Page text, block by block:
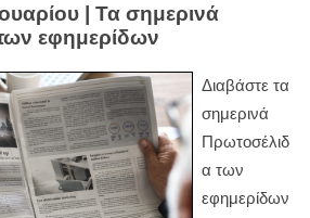
| Τα σημερινά
εφημερίδων
Διαβάστε τα
σημερινά
Πρωτοσέλιδ
α των
εφημερίδων